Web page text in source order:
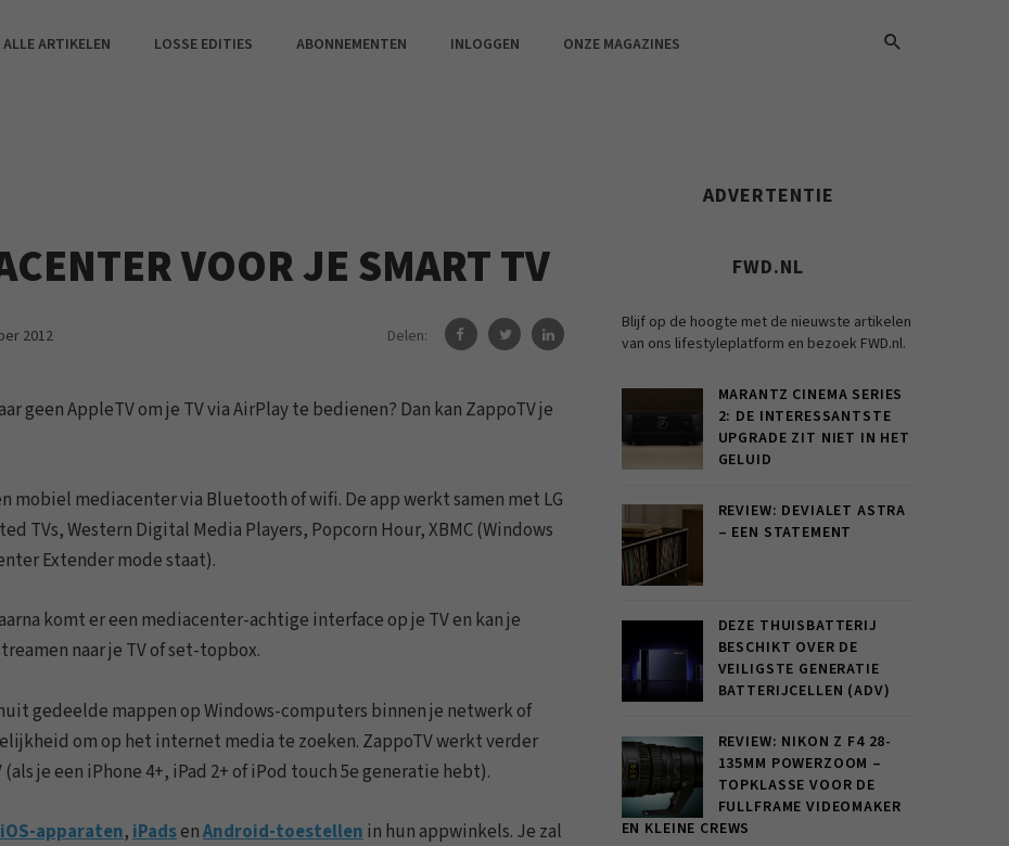
ALLE ARTIKELEN LOSSE EDITIES ABONNEMENTEN INLOGGEN ONZE MAGAZINES
VOOR JE SMART TV
2012 Delen:
geen AppleTV om je TV via AirPlay te bedienen? Dan kan ZappoTV je
mobiel mediacenter via Bluetooth of wifi. De app werkt samen met LG
TVs, Western Digital Media Players, Popcorn Hour, XBMC (Windows
Extender mode staat).
komt er een mediacenter-achtige interface op je TV en kan je
naar je TV of set-topbox.
gedeelde mappen op Windows-computers binnen je netwerk of
om op het internet media te zoeken. ZappoTV werkt verder
je een iPhone 4+, iPad 2+ of iPod touch 5e generatie hebt).
apparaten, iPadsenAndroid-toestellen in hun appwinkels. Je zal
ADVERTENTIE
FWD.NL
Blijf op de hoogte met de nieuwste artikelen
van ons lifestyleplatform en bezoek FWD.nl.
MARANTZ CINEMA SERIES
2: DE INTERESSANTSTE
UPGRADE ZIT NIET IN HET
GELUID
REVIEW: DEVIALET ASTRA
– EEN STATEMENT
DEZE THUISBATTERIJ
BESCHIKT OVER DE
VEILIGSTE GENERATIE
BATTERIJCELLEN (ADV)
REVIEW: NIKON Z F4 28-
135MM POWERZOOM –
TOPKLASSE VOOR DE
FULLFRAME VIDEOMAKER
EN KLEINE CREWS